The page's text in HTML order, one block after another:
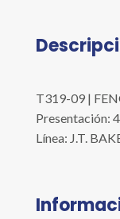
T319-09 |
Presentación:
Línea: J.T.